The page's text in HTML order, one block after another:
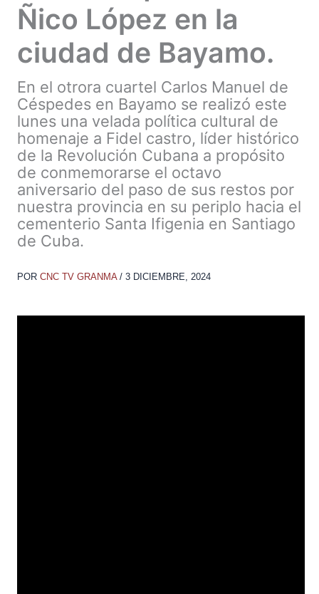
Ñico López en la
ciudad de Bayamo.
En el otrora cuartel Carlos Manuel de
Céspedes en Bayamo se realizó este
lunes una velada política cultural de
homenaje a Fidel castro, líder histórico
de la Revolución Cubana a propósito
de conmemorarse el octavo
aniversario del paso de sus restos por
nuestra provincia en su periplo hacia el
cementerio Santa Ifigenia en Santiago
de Cuba.
POR CNC TV GRANMA / 3 DICIEMBRE, 2024